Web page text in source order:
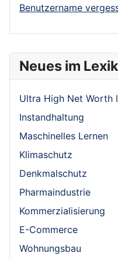
Neues im
Ultra High Net Worth
Instandhaltung
Maschinelles Lernen
Klimaschutz
Denkmalschutz
Pharmaindustrie
Kommerzialisierung
E-Commerce
Wohnungsbau
Benutzername